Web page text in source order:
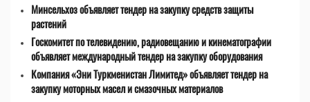
Минсельхоз объявляет тендер на закупку средств защиты
растений
Госкомитет по телевидению, радиовещанию и кинематографии
объявляет международный тендер на закупку оборудования
Компания «Эни Туркменистан Лимитед» объявляет тендер на
закупку моторных масел и смазочных материалов